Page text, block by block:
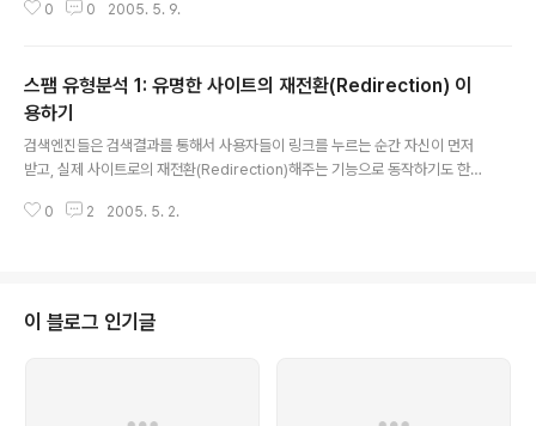
작성한다. 어떤 환경설정 파일을 사용할지 샘플 환경을 작성한다. 테스트해야할
한다. 사용되는 곳에 쓰일 샘플을 먼저 작성하지 않으면, 설계의 정확한 의도를
파악하지 못한 채 작성하기 쉽다. 만약 직접 설계한 코드를 만든다고 할 지라도,
전체적인 방향이 주먹구구일 수 있다. 즉, 필요하지도 않은 인자를 함수에 전달
할 수도 있고, 필요한 ..
0 0 2005. 5. 9.
스팸 유형분석 1: 유명한 사이트의 재전환(Redirection) 이
용하기
검색엔진들은 검색결과를 통해서 사용자들이 링크를 누르는 순간 자신이 먼저
받고, 실제 사이트로의 재전환(Redirection)해주는 기능으로 동작하기도 한
m/ 과 같은 형식으로 내려보내주고, r.lycos.com에서 r 이라는 cgi가 받아서
r.lycos.com/r/jflskdajkflasijefiwoa89kdjsalkfjslka..
0 2 2005. 5. 2.
이 블로그 인기글